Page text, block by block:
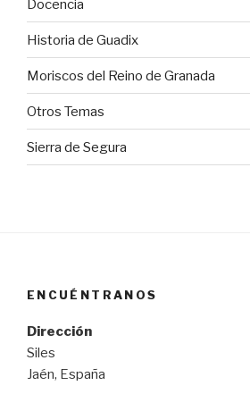
Docencia
Historia de Guadix
Moriscos del Reino de Granada
Otros Temas
Sierra de Segura
ENCUÉNTRANOS
Dirección
Siles
Jaén, España